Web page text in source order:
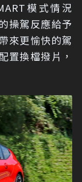
模式情況
操駕反應給予
來更愉快的駕
置換檔撥片，